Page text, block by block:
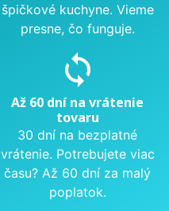
špičkové kuchyne. Vieme
presne, čo funguje.
sync
Až 60 dní na vrátenie
tovaru
30 dní na bezplatné
vrátenie. Potrebujete viac
času? Až 60 dní za malý
poplatok.